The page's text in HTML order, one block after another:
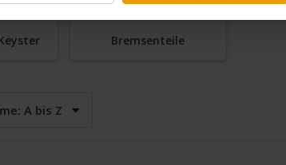
Bremsenteile
A bis Z